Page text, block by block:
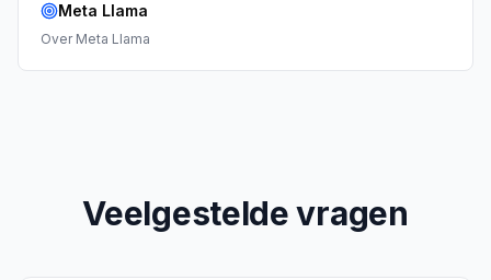
Meta Llama
Over Meta Llama
Veelgestelde vragen